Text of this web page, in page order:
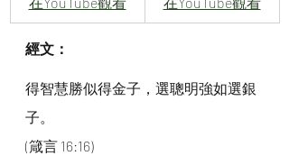
經文：
得智慧勝似得金子，選聰明強如選銀
子。
(箴言 16:16)